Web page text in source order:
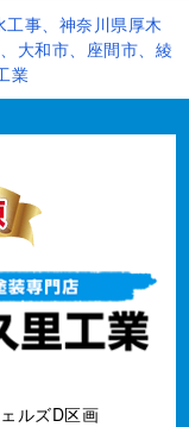
事、神奈川県厚木
大和市、座間市、綾
業
ルズD区画